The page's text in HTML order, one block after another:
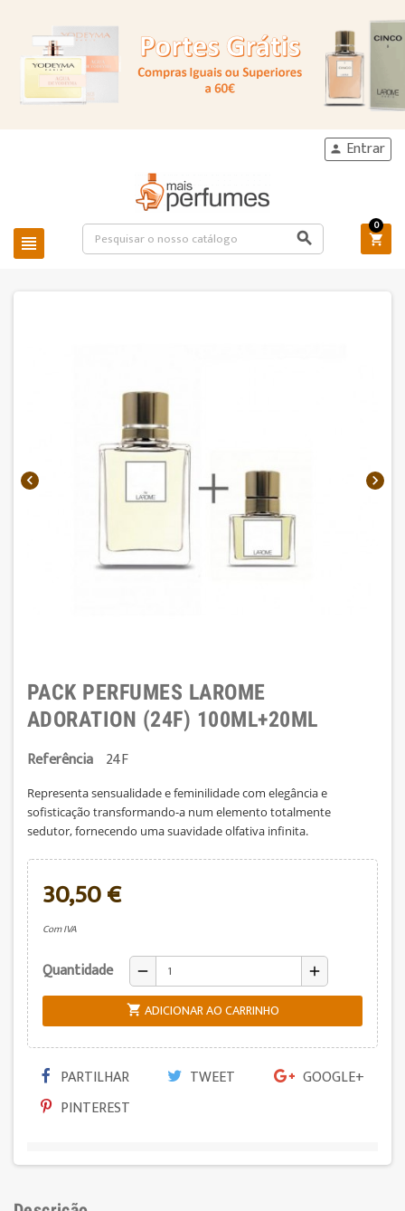
 
 Entrar

0
 
PACK PERFUMES LAROME
ADORATION (24F) 100ML+20ML
Referência 24F
Representa sensualidade e feminilidade com elegância e
sofisticação transformando-a num elemento totalmente
sedutor, fornecendo uma suavidade olfativa infinita.
30,50 €
Com IVA
Quantidade remove add
 ADICIONAR AO CARRINHO
PARTILHAR TWEET
GOOGLE+
PINTEREST